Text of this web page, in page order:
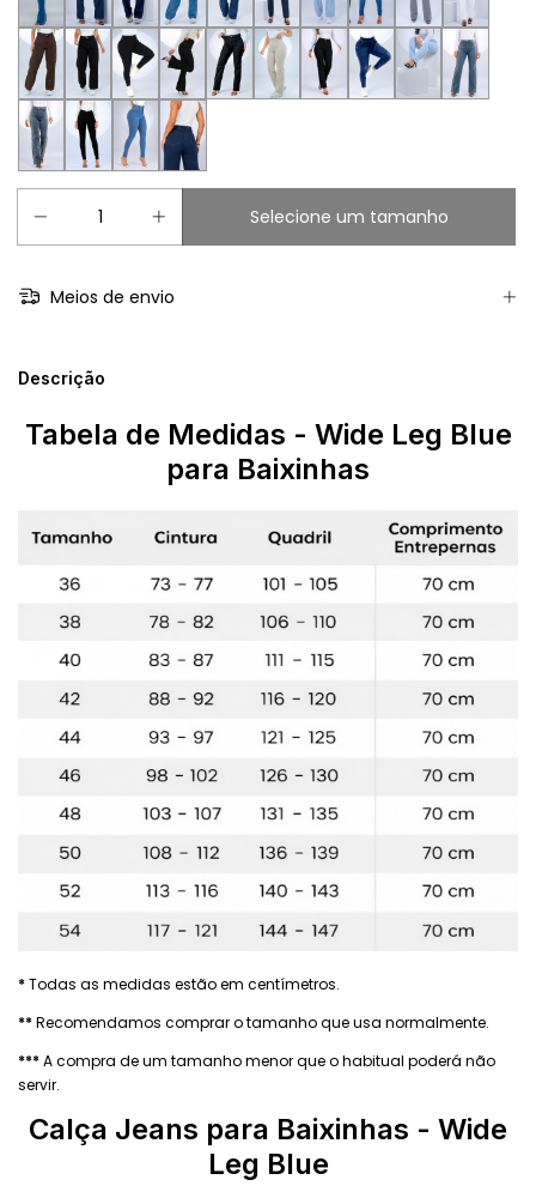
Meios de envio
Descrição
Tabela de Medidas - Wide Leg Blue
para Baixinhas
*Todas as medidas estão em centímetros.
**Recomendamos comprar o tamanho que usa normalmente.
***A compra de um tamanho menor que o habitual poderá não
servir.
Calça Jeans para Baixinhas - Wide
Leg Blue